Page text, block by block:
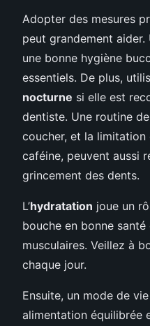
Adopter des mesures
peut grandement
une bonne hygiène
essentiels. De plus,
nocturne si elle est
dentiste. Une routine
coucher, et la
caféine, peuvent aussi
grincement des dents.
L’hydratation joue un
bouche en bonne
musculaires. Veillez à
chaque jour.
Ensuite, un mode de
alimentation équilibrée